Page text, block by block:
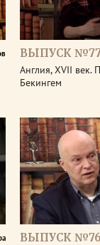
ВЫПУСК
Англия, XVII век.
Бекингем
ВЫПУСК